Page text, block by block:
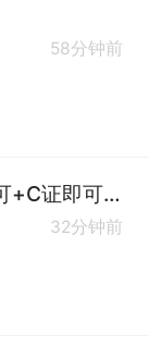
58分钟前
送货司机（就近安排+有无经验均可+C证即可）
32分钟前